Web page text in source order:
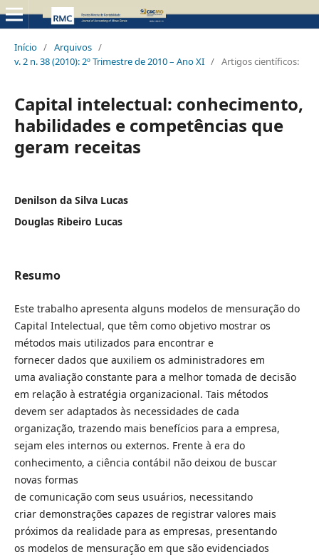
Início / Arquivos /
v. 2 n. 38 (2010): 2º Trimestre de 2010 – Ano XI / Artigos científicos:
Capital intelectual: conhecimento,
habilidades e competências que
geram receitas
Denilson da Silva Lucas
Douglas Ribeiro Lucas
Resumo
Este trabalho apresenta alguns modelos de mensuração do
Capital Intelectual, que têm como objetivo mostrar os
métodos mais utilizados para encontrar e
fornecer dados que auxiliem os administradores em
uma avaliação constante para a melhor tomada de decisão
em relação à estratégia organizacional. Tais métodos
devem ser adaptados às necessidades de cada
organização, trazendo mais benefícios para a empresa,
sejam eles internos ou externos. Frente à era do
conhecimento, a ciência contábil não deixou de buscar
novas formas
de comunicação com seus usuários, necessitando
criar demonstrações capazes de registrar valores mais
próximos da realidade para as empresas, presentando
os modelos de mensuração em que são evidenciados